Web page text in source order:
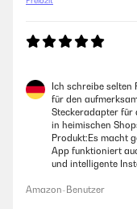
Ich schreibe
für den
Steckeradapter für
in heimischen
Produkt:Es macht
App funktioniert
und intelligente
Amazon-Benutzer